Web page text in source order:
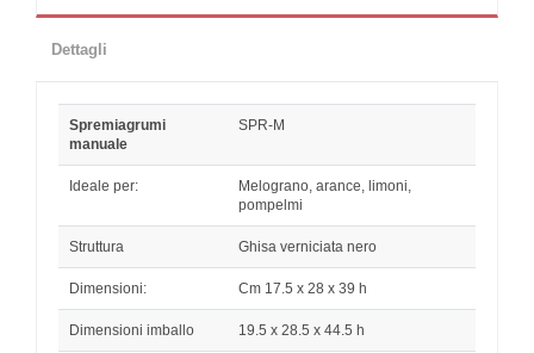
Dettagli
Spremiagrumi
manuale
SPR-M
Ideale per:
Melograno, arance, limoni,
pompelmi
Struttura Ghisa verniciata nero
Dimensioni: Cm 17.5 x 28 x 39 h
Dimensioni imballo 19.5 x 28.5 x 44.5 h